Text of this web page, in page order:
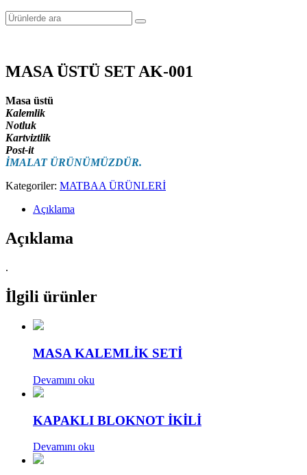
MASA ÜSTÜ SET AK-001
Masa üstü
Kalemlik
Notluk
Kartviztlik
Post-it
İMALAT ÜRÜNÜMÜZDÜR.
Kategoriler: MATBAA ÜRÜNLERİ
Açıklama
Açıklama
.
İlgili ürünler
MASA KALEMLİK SETİ
Devamını oku
KAPAKLI BLOKNOT İKİLİ
Devamını oku